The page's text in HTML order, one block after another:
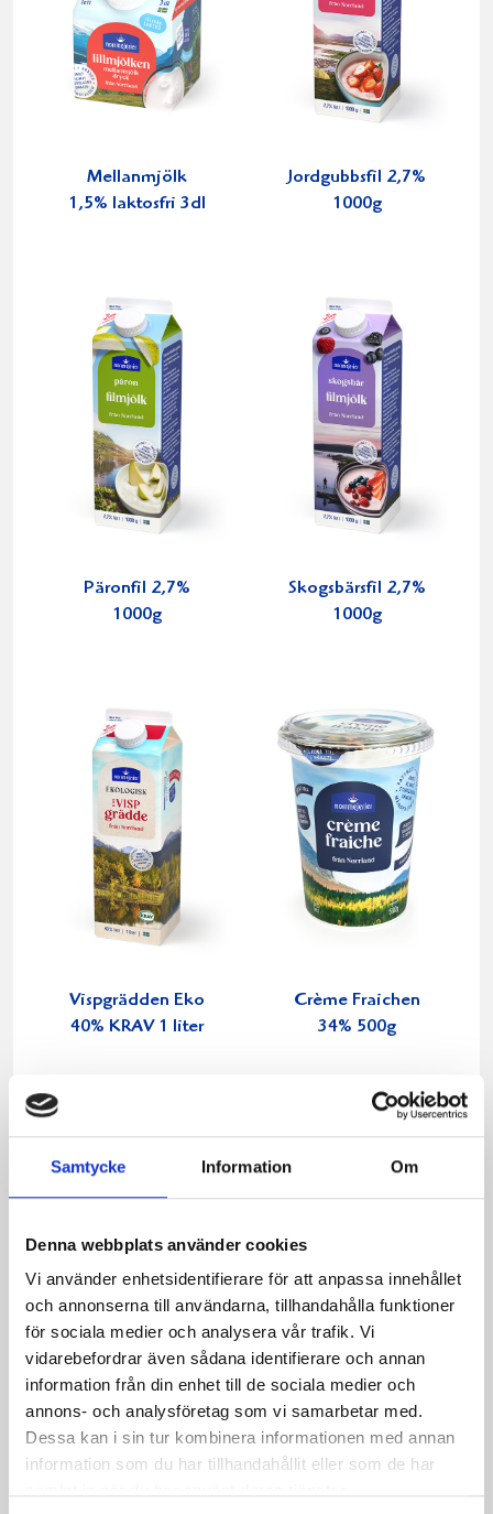
Samtycke Information Om
Denna webbplats använder cookies
Vi använder enhetsidentifierare för att anpassa innehållet
och annonserna till användarna, tillhandahålla funktioner
för sociala medier och analysera vår trafik. Vi
vidarebefordrar även sådana identifierare och annan
information från din enhet till de sociala medier och
annons- och analysföretag som vi samarbetar med.
Dessa kan i sin tur kombinera informationen med annan
information som du har tillhandahållit eller som de har
Mellanmjölk
1,5% laktosfri 3dl
Jordgubbsfil 2,7%
1000g
Päronfil 2,7%
1000g
Skogsbärsfil 2,7%
1000g
Vispgrädden Eko
40% KRAV 1 liter
Crème Fraichen
34% 500g
Crème Fraichen
34% 200g
Köksgrädde
Laktosfri 30% 1
liter